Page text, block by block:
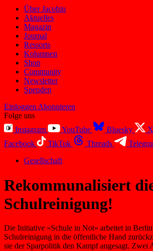
Über Jacobin
Aktuelles
Magazin
Journal
Ressorts
Kolumnen
Shop
Community
Newsletter
Spenden
Einloggen Abonnieren
Folge uns
Instagram
YouTube Bluesky X
Facebook
TikTok Threads
Gesellschaft
Rekommunalisiert
Schulreinigung!
Die Initiative »Schule in Not« arbeitet in
Schulreinigung in die öffentliche Hand
sie der Sparpolitik den Kampf angesagt. Zwei